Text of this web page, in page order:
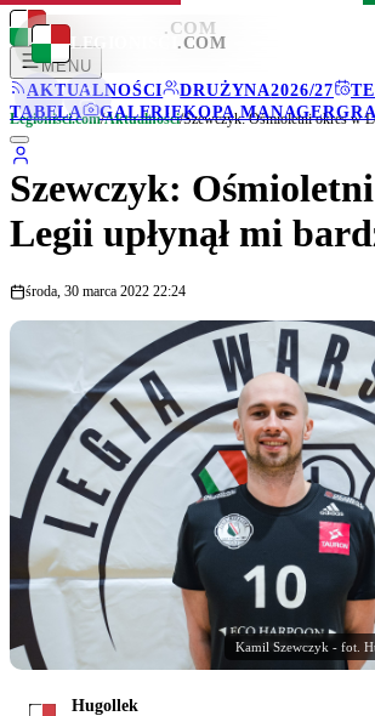
LEGIONISCI .COM
MENU
AKTUALNOŚCI
DRUŻYNA2026/27
TABELA
GALERIEKOPA MANAGER
LEGIONISCI .COM
Legionisci.com/Aktualności/
Szewczyk:
Legii upłynął mi
środa, 30 marca 2022 22:24
Kamil Szewczyk - fot.
Hugollek